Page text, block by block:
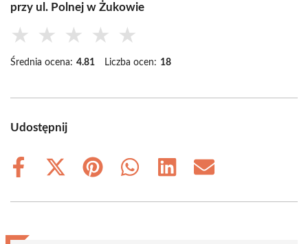
przy ul. Polnej w Żukowie
★ ★ ★ ★ ★
Średnia ocena: 4.81 Liczba ocen: 18
Udostępnij
Share
Share
(Twitter)
Share
Share
Share
Share